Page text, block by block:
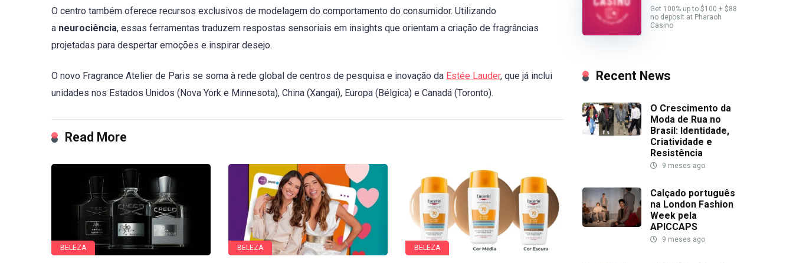
O centro também oferece recursos exclusivos de modelagem do comportamento do consumidor. Utilizando
a neurociência, essas ferramentas traduzem respostas sensoriais em insights que orientam a criação de fragrâncias
projetadas para despertar emoções e inspirar desejo.
O novo Fragrance Atelier de Paris se soma à rede global de centros de pesquisa e inovação da Estée Lauder, que já inclui
unidades nos Estados Unidos (Nova York e Minnesota), China (Xangai), Europa (Bélgica) e Canadá (Toronto).
Read More
BELEZA BELEZA BELEZA
Get 100% up to $100 + $88
no deposit at Pharaoh
Casino
Recent News
O Crescimento da
Moda de Rua no
Brasil: Identidade,
Criatividade e
Resistência
9 meses ago
Calçado português
na London Fashion
Week pela
APICCAPS
9 meses ago